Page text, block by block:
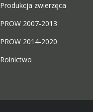
Produkcja zwierzęca
PROW 2007-2013
PROW 2014-2020
Rolnictwo